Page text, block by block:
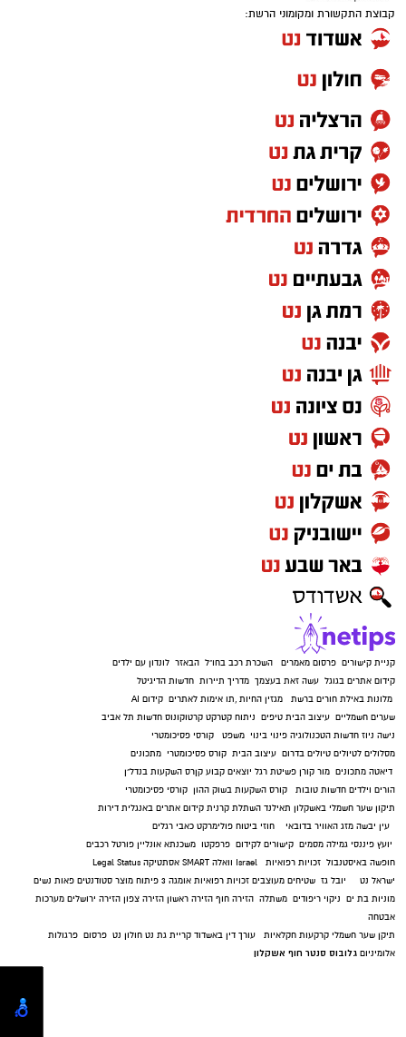
קבוצת התקשורת ומקומוני הרשת:
קניית קישורים פרסום מאמרים השכרת רכב בחו"ל הבאזר לונדון עם ילדים
קידום אתרים בגוגל עשה זאת בעצמך מדריך תיירות חדשות הדיגיטל
מלונות באילת חורים ברשת מגזין החיות ,תו אימות לאתרים קידום AI
שערים חשמליים עיצוב הבית טיפים ניתוח קטרקט קרטוקונוס חדשות תל אביב
נישה ניוז חדשות הטכנולוגיה פינוי בינוי משפט
קורסי פסיכומטרי
מסלולים לטיולים טיולים בדרום עיצוב הבית קורס פסיכומטרי מתכונים
דיאטה מתכונים מור קורן פשיטת רגל יוצאים קבוע קןרס השקעות בנדל"ן
הורים וילדים חדשות טובות קורס השקעות בשוק ההון קורסי פסיכומטרי
תיקון שער חשמלי באשקלון תאילנד השתלת קרנית קידום אתרים באנגלית דירות
עין יבשה מזג האוויר בדובאי חוזי ביטוח פולימרקט כאבי רגלים
יועץ פיננסי גמילה מסמים קישורים לקידום פרפקטו משכנתא אונליין פורטל רכבים
חופשה באיסטנבול זכויות רפואיות Israel וואלה SMART אסתטיקה Legal Status
ישראל נט
יובל גז שטיחים מעוצבים זכויות רפואיות אומגה 3 פיתוח מוצר סטודנטים פאות נשים
מוניות בת ים ניקוי ריפודים משתלה הזירה חוף הזירה ראשון הזירה צפון הזירה ירושלים מערכות
אבטחה
תיקן שער חשמלי קרקעות חקלאיות עורך דין באשדוד קריית גת נט חולון נט פרסום פרגולות
אלומיניום גלובוס סנטר חוף אשקלון